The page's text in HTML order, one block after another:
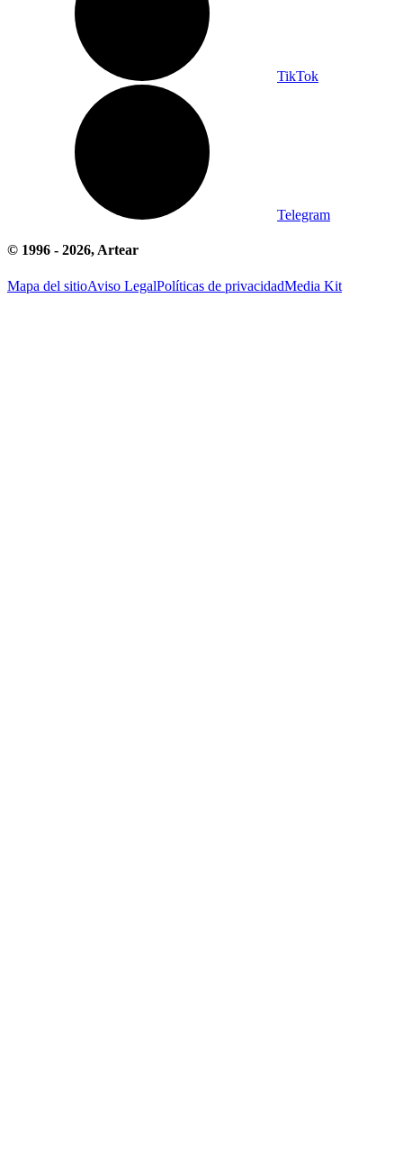
TikTok
Telegram
© 1996 - 2026, Artear
Mapa del sitioAviso LegalPolíticas de privacidadMedia Kit